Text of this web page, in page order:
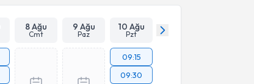
8 Ağu
Cmt
9 Ağu
Paz
10 Ağu
Pzt
09:15
09:30